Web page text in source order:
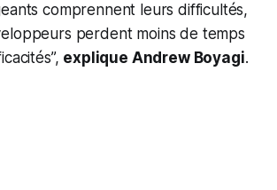
comprennent leurs difficultés,
perdent moins de temps
explique Andrew Boyagi.